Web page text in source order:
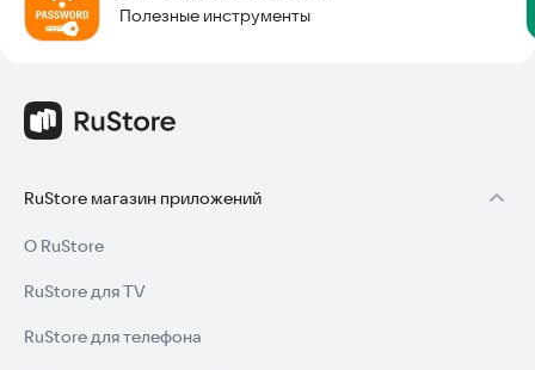
Полезные инструменты
RuStore магазин приложений
О RuStore
RuStore для TV
RuStore для телефона